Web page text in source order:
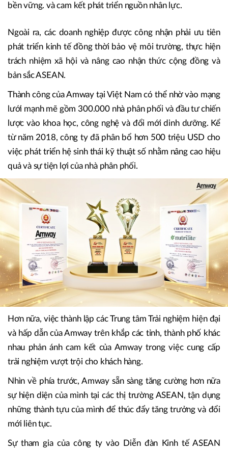
bền vững. và cam kết phát triển nguồn nhân lực.
Ngoài ra, các doanh nghiệp được công nhận phải ưu tiên
phát triển kinh tế đồng thời bảo vệ môi trường, thực hiện
trách nhiệm xã hội và nâng cao nhận thức cộng đồng và
bản sắc ASEAN.
Thành công của Amway tại Việt Nam có thể nhờ vào mạng
lưới mạnh mẽ gồm 300.000 nhà phân phối và đầu tư chiến
lược vào khoa học, công nghệ và đổi mới dinh dưỡng. Kể
từ năm 2018, công ty đã phân bổ hơn 500 triệu USD cho
việc phát triển hệ sinh thái kỹ thuật số nhằm nâng cao hiệu
quả và sự tiện lợi của nhà phân phối.
Hơn nữa, việc thành lập các Trung tâm Trải nghiệm hiện đại
và hấp dẫn của Amway trên khắp các tỉnh, thành phố khác
nhau phản ánh cam kết của Amway trong việc cung cấp
trải nghiệm vượt trội cho khách hàng.
Nhìn về phía trước, Amway sẵn sàng tăng cường hơn nữa
sự hiện diện của mình tại các thị trường ASEAN, tận dụng
những thành tựu của mình để thúc đẩy tăng trưởng và đổi
mới liên tục.
Sự tham gia của công ty vào Diễn đàn Kinh tế ASEAN